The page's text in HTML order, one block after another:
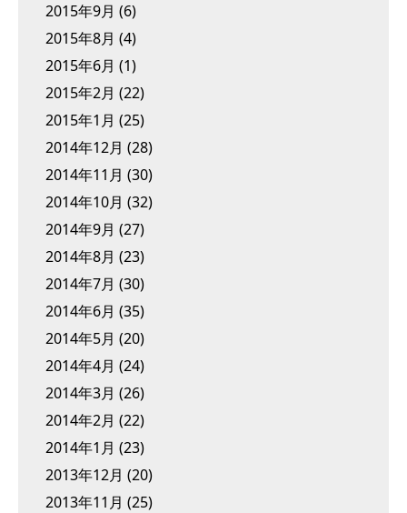
2015年9月 (6)
2015年8月 (4)
2015年6月 (1)
2015年2月 (22)
2015年1月 (25)
2014年12月 (28)
2014年11月 (30)
2014年10月 (32)
2014年9月 (27)
2014年8月 (23)
2014年7月 (30)
2014年6月 (35)
2014年5月 (20)
2014年4月 (24)
2014年3月 (26)
2014年2月 (22)
2014年1月 (23)
2013年12月 (20)
2013年11月 (25)